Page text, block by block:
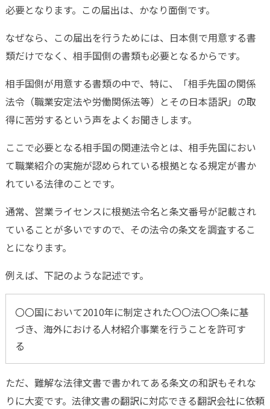
必要となります。この届出は、かなり面倒です。
なぜなら、この届出を行うためには、日本側で用意する書
類だけでなく、相手国側の書類も必要となるからです。
相手国側が用意する書類の中で、特に、「相手先国の関係
法令（職業安定法や労働関係法等）とその日本語訳」の取
得に苦労するという声をよくお聞きします。
ここで必要となる相手国の関連法令とは、相手先国におい
て職業紹介の実施が認められている根拠となる規定が書か
れている法律のことです。
通常、営業ライセンスに根拠法令名と条文番号が記載され
ていることが多いですので、その法令の条文を調査するこ
とになります。
例えば、下記のような記述です。
〇〇国において2010年に制定された〇〇法〇〇条に基
づき、海外における人材紹介事業を行うことを許可す
る
ただ、難解な法律文書で書かれてある条文の和訳もそれな
りに大変です。法律文書の翻訳に対応できる翻訳会社に依頼